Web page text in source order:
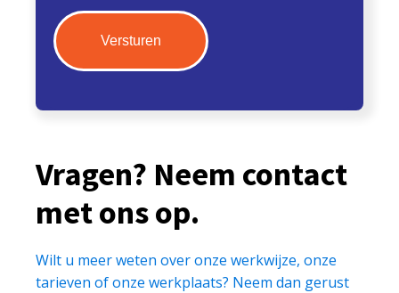
Vragen? Neem contact
met ons op.
Wilt u meer weten over onze werkwijze, onze
tarieven of onze werkplaats? Neem dan gerust